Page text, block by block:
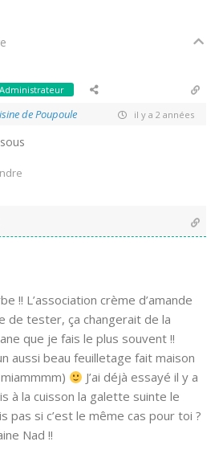
Administrateur
de Poupoule il y a 2 années
!! L’association crème d’amande
de tester, ça changerait de la
que je fais le plus souvent !!
aussi beau feuilletage fait maison
J’ai déjà essayé il y a
à la cuisson la galette suinte le
pas si c’est le même cas pour toi ?
Nad !!